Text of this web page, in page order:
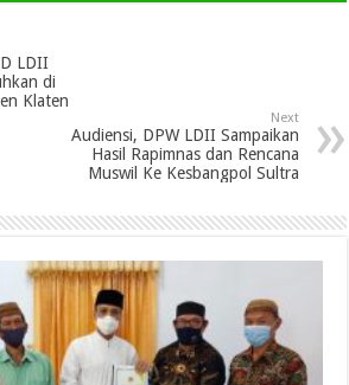
LDII
di
Klaten
Next
Audiensi, DPW LDII Sampaikan
Hasil Rapimnas dan Rencana
Muswil Ke Kesbangpol Sultra